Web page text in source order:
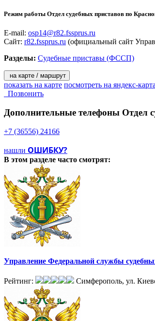
Режим работы Отдел судебных приставов по
E-mail: osp14@r82.fssprus.ru
Сайт: r82.fssprus.ru (официальный сайт
Разделы: Судебные приставы (ФССП)
на карте / маршрут
показать на карте посмотреть на яндекс-
Позвонить
Дополнительные телефоны Отдел
+7 (36556) 24166
нашли ОШИБКУ?
В этом разделе часто смотрят:
Управление Федеральной службы
Рейтинг: Симферополь, ул.